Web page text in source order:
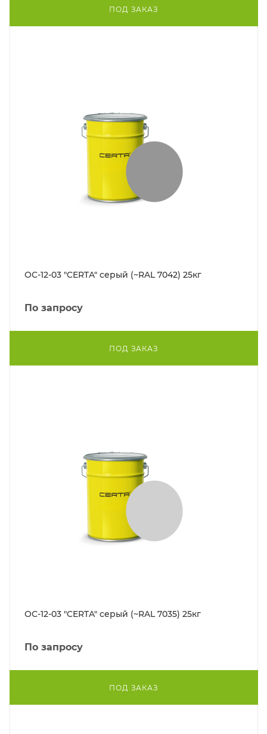
ПОД ЗАКАЗ
ОС-12-03 "CERTA" серый (~RAL 7042) 25кг
По запросу
ПОД ЗАКАЗ
ОС-12-03 "CERTA" серый (~RAL 7035) 25кг
По запросу
ПОД ЗАКАЗ